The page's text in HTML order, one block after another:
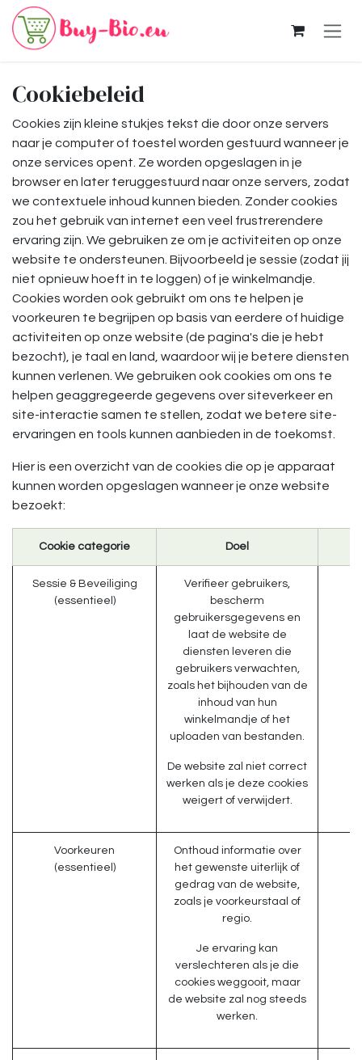
Overslaan naar inhoud
Cookiebeleid
Cookies zijn kleine stukjes tekst die door onze servers
naar je computer of toestel worden gestuurd wanneer je
onze services opent. Ze worden opgeslagen in je
browser en later teruggestuurd naar onze servers, zodat
we contextuele inhoud kunnen bieden. Zonder cookies
zou het gebruik van internet een veel frustrerendere
ervaring zijn. We gebruiken ze om je activiteiten op onze
website te ondersteunen. Bijvoorbeeld je sessie (zodat jij
niet opnieuw hoeft in te loggen) of je winkelmandje.
Cookies worden ook gebruikt om ons te helpen je
voorkeuren te begrijpen op basis van eerdere of huidige
activiteiten op onze website (de pagina's die je hebt
bezocht), je taal en land, waardoor wij je betere diensten
kunnen verlenen. We gebruiken ook cookies om ons te
helpen geaggregeerde gegevens over siteverkeer en
site-interactie samen te stellen, zodat we betere site-
ervaringen en tools kunnen aanbieden in de toekomst.
Hier is een overzicht van de cookies die op je apparaat
kunnen worden opgeslagen wanneer je onze website
bezoekt:
Cookie categorie Doel
Sessie & Beveiliging
(essentieel)
Verifieer gebruikers,
bescherm
gebruikersgegevens en
laat de website de
diensten leveren die
gebruikers verwachten,
zoals het bijhouden van de
inhoud van hun
winkelmandje of het
uploaden van bestanden.
De website zal niet correct
werken als je deze cookies
weigert of verwijdert.
Voorkeuren
(essentieel)
Onthoud informatie over
het gewenste uiterlijk of
gedrag van de website,
zoals je voorkeurstaal of
regio.
Je ervaring kan
verslechteren als je die
cookies weggooit, maar
de website zal nog steeds
werken.